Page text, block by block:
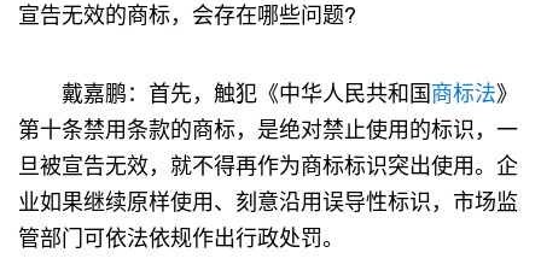
宣告无效的商标，会存在哪些问题?
戴嘉鹏：首先，触犯《中华人民共和国商标法》
第十条禁用条款的商标，是绝对禁止使用的标识，一
旦被宣告无效，就不得再作为商标标识突出使用。企
业如果继续原样使用、刻意沿用误导性标识，市场监
管部门可依法依规作出行政处罚。